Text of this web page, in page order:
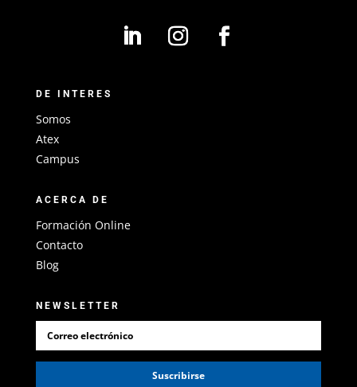
DE INTERES
Somos
Atex
Campus
ACERCA DE
Formación Online
Contacto
Blog
NEWSLETTER
Suscribirse